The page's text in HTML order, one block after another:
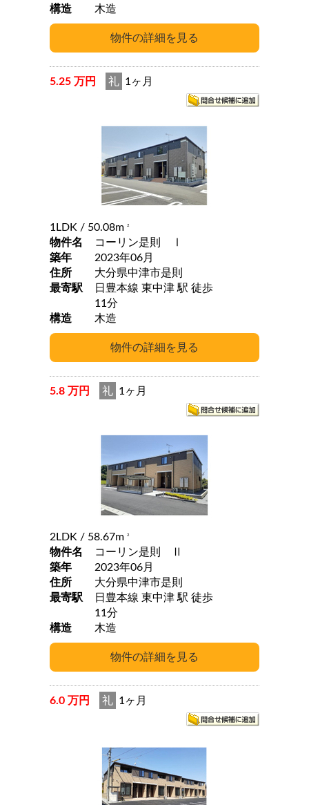
構造
木造
5.25 万円 礼 1ヶ月
1LDK / 50.08m 2
物件名
コーリン是則 Ⅰ
築年
2023年06月
住所
大分県中津市是則
最寄駅
日豊本線 東中津 駅 徒歩
11分
構造
木造
5.8 万円 礼 1ヶ月
2LDK / 58.67m 2
物件名
コーリン是則 Ⅱ
築年
2023年06月
住所
大分県中津市是則
最寄駅
日豊本線 東中津 駅 徒歩
11分
構造
木造
6.0 万円 礼 1ヶ月